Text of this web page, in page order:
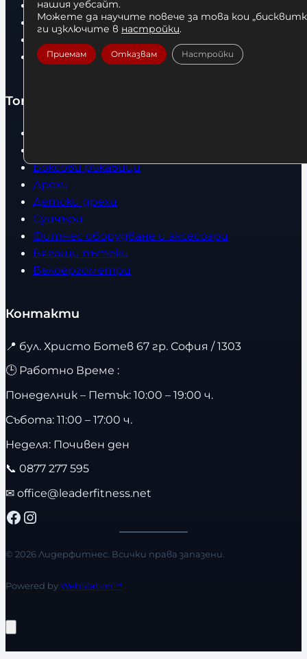
За нас
Оборудвани обекти
Статии
Топ категории
Боксови ръкавици
Дрехи
Детски дрехи
Суичъри
Фитнес оборудване и аксесоари
Бягащи пътеки
Велоергометри
Контакти
📍 бул. Христо Ботев 67 гр. София / 1303
🕒 Работно Време :
Понеделник – Петък: 10:00 – 19:00 ч.
Събота: 11:00 – 17:00 ч.
Неделя: Почивен ден
📞 0877 277 595
✉ office@leaderfitness.net
Facebook Instagram
© 2026 Лидерфитнес. Всички права запазени.
Powered byWebStation™
нашия уебсайт.
Можете да научите повече за това кои
ги изключите в настройки.
Приемам Отказвам Настройки